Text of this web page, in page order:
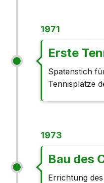
1971
Erste
Spatenstich
Tennisplätze
1973
Bau des
Errichtung